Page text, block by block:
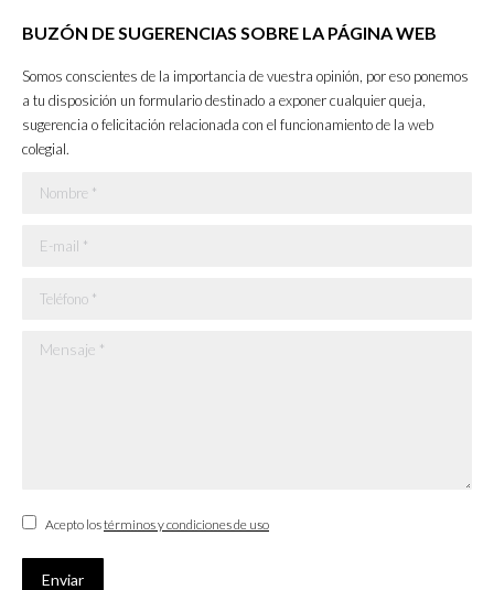
opens
new
window
opens
new
window
opens
new
window
opens
in
new
window
BUZÓN DE SUGERENCIAS SOBRE LA PÁGINA WEB
Somos conscientes de la importancia de vuestra opinión, por eso ponemos
a tu disposición un formulario destinado a exponer cualquier queja,
sugerencia o felicitación relacionada con el funcionamiento de la web
colegial.
Nombre *
E-mail *
Teléfono *
Mensaje *
Acepto lostérminos y condiciones de uso
Enviar